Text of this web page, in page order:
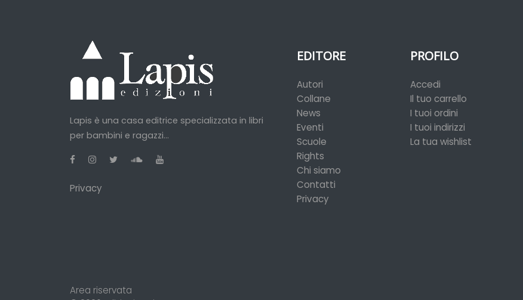
Lapis è una casa editrice specializzata in libri
per bambini e ragazzi...
Privacy
EDITORE
Autori
Collane
News
Eventi
Scuole
Rights
Chi siamo
Contatti
Privacy
PROFILO
Accedi
Il tuo carrello
I tuoi ordini
I tuoi indirizzi
La tua wishlist
Area riservata